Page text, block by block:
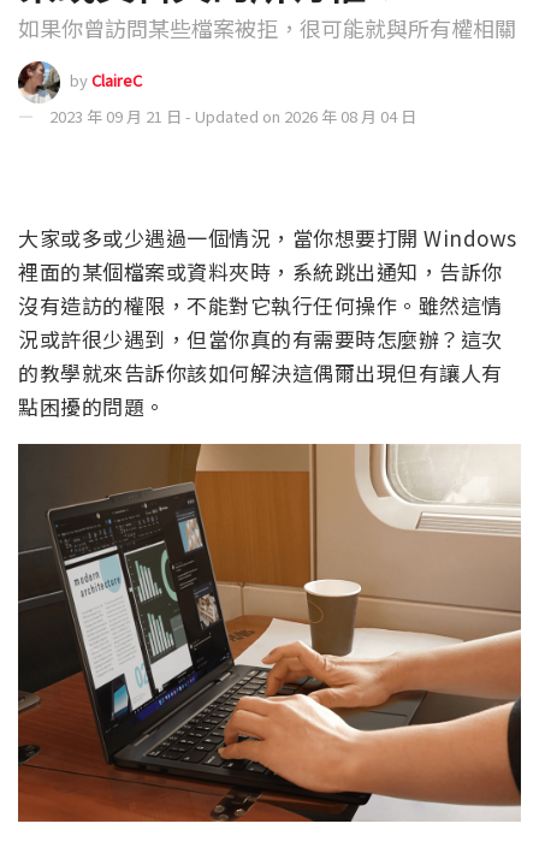
如果你曾訪問某些檔案被拒，很可能就與所有權相關
byClaireC
2023 年 09 月 21 日 - Updated on 2026 年 08 月 04 日
大家或多或少遇過一個情況，當你想要打開 Windows
裡面的某個檔案或資料夾時，系統跳出通知，告訴你
沒有造訪的權限，不能對它執行任何操作。雖然這情
況或許很少遇到，但當你真的有需要時怎麼辦？這次
的教學就來告訴你該如何解決這偶爾出現但有讓人有
點困擾的問題。